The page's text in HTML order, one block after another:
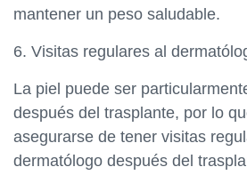
mantener un peso saludable.
6. Visitas regulares al
La piel puede ser
después del trasplante, por lo
asegurarse de tener visitas
dermatólogo después del